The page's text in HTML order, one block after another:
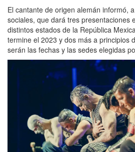
El cantante de origen alemán informó,
sociales, que dará tres presentaciones
distintos estados de la República
termine el 2023 y dos más a principios
serán las fechas y las sedes elegidas